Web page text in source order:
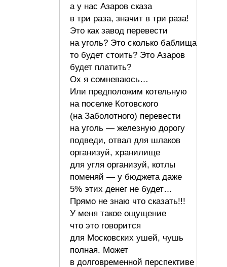
а у нас Азаров сказа
в три раза, значит в три раза!
Это как завод перевести
на уголь? Это сколько баблища
то будет стоить? Это Азаров
будет платить?
Ох я сомневаюсь…
Или предположим котельную
на поселке Котовского
(на Заболотного) перевести
на уголь — железную дорогу
подведи, отвал для шлаков
организуй, хранилище
для угля организуй, котлы
поменяй — у бюджета даже
5% этих денег не будет…
Прямо не знаю что сказать!!!
У меня такое ощущение
что это говорится
для Московских ушей, чушь
полная. Может
в долговременной перспективе